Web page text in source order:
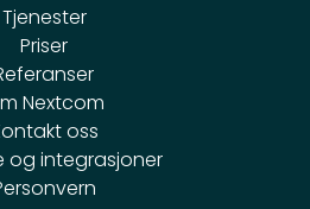
Tjenester
Priser
Nextcom
oss
og integrasjoner